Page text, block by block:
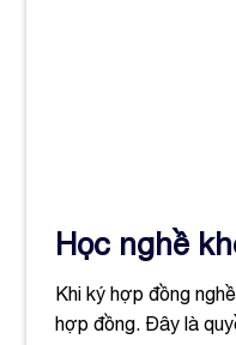
Học nghề
Khi ký hợp đồng
hợp đồng. Đây là